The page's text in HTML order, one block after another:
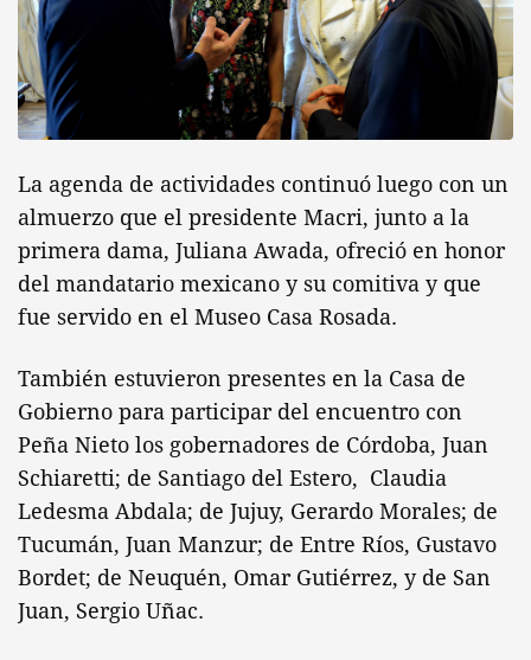
La agenda de actividades continuó luego con un
almuerzo que el presidente Macri, junto a la
primera dama, Juliana Awada, ofreció en honor
del mandatario mexicano y su comitiva y que
fue servido en el Museo Casa Rosada.
También estuvieron presentes en la Casa de
Gobierno para participar del encuentro con
Peña Nieto los gobernadores de Córdoba, Juan
Schiaretti; de Santiago del Estero, Claudia
Ledesma Abdala; de Jujuy, Gerardo Morales; de
Tucumán, Juan Manzur; de Entre Ríos, Gustavo
Bordet; de Neuquén, Omar Gutiérrez, y de San
Juan, Sergio Uñac.